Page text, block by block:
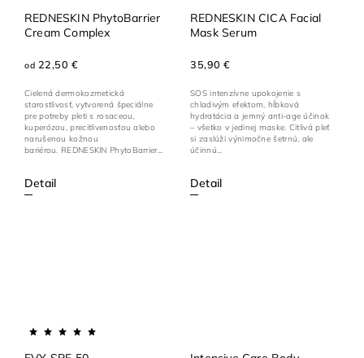
REDNESKIN PhytoBarrier
Cream Complex
od 22,50 €
Detail
Cielená dermokozmetická
starostlivosť, vytvorená špeciálne
pre potreby pleti s rosaceou,
kuperózou, precitlivenosťou alebo
narušenou kožnou
bariérou. REDNESKIN PhytoBarrier...
REDNESKIN CICA Facial
Mask Serum
35,90 €
Detail
SOS intenzívne upokojenie s
chladivým efektom, hĺbková
hydratácia a jemný anti-age účinok
– všetko v jedinej maske. Citlivá pleť
si zaslúži výnimočne šetrnú, ale
účinnú...